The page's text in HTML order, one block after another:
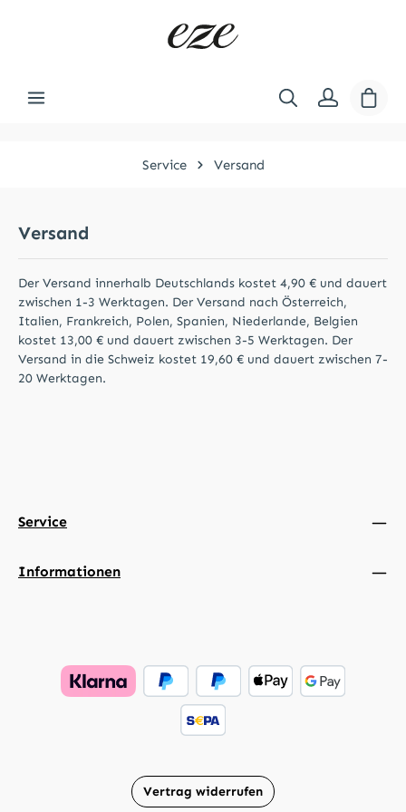
Service Versand
Versand
Der Versand innerhalb Deutschlands kostet 4,90 € und dauert
zwischen 1-3 Werktagen. Der Versand nach Österreich,
Italien, Frankreich, Polen, Spanien, Niederlande, Belgien
kostet 13,00 € und dauert zwischen 3-5 Werktagen. Der
Versand in die Schweiz kostet 19,60 € und dauert zwischen 7-
20 Werktagen.
Service
Informationen
Vertrag widerrufen